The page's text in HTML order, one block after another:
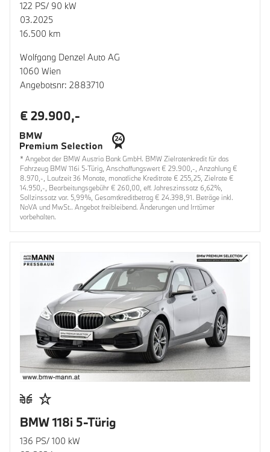
122 PS/ 90 kW
03.2025
16.500 km
Wolfgang Denzel Auto AG
1060 Wien
Angebotsnr: 2883710
€ 29.900,-
* Angebot der BMW Austria Bank GmbH. BMW Zielratenkredit für das
Fahrzeug BMW 116i 5-Türig, Anschaffungswert € 29.900,-, Anzahlung €
8.970,-, Laufzeit 36 Monate, monatliche Kreditrate € 255,25, Zielrate €
14.950,-, Bearbeitungsgebühr € 260,00, eff. Jahreszinssatz 6,62%,
Sollzinssatz var. 5,99%, Gesamtkreditbetrag € 24.398,91. Beträge inkl.
NoVA und MwSt.. Angebot freibleibend. Änderungen und Irrtümer
vorbehalten.
BMW 118i 5-Türig
136 PS/ 100 kW